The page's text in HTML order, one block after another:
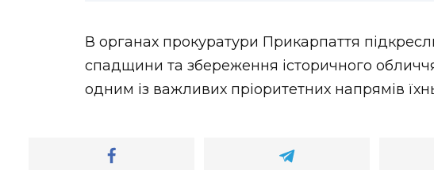
В органах прокуратури Прикарпаття
спадщини та збереження історичного
одним із важливих пріоритетних напрямів